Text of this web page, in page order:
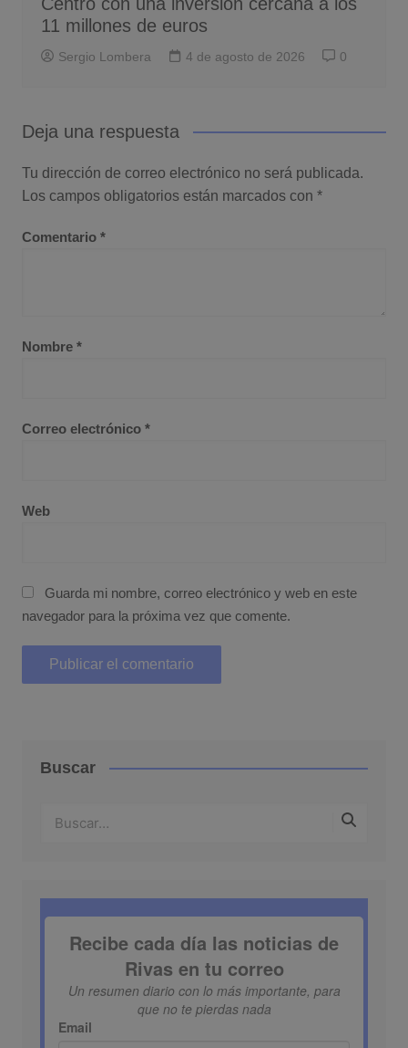
11 millones de euros
Sergio Lombera 4 de agosto de 2026 0
Deja una respuesta
Tu dirección de correo electrónico no será publicada.
Los campos obligatorios están marcados con *
Comentario *
Nombre *
Correo electrónico *
Web
Guarda mi nombre, correo electrónico y web en este
navegador para la próxima vez que comente.
Buscar